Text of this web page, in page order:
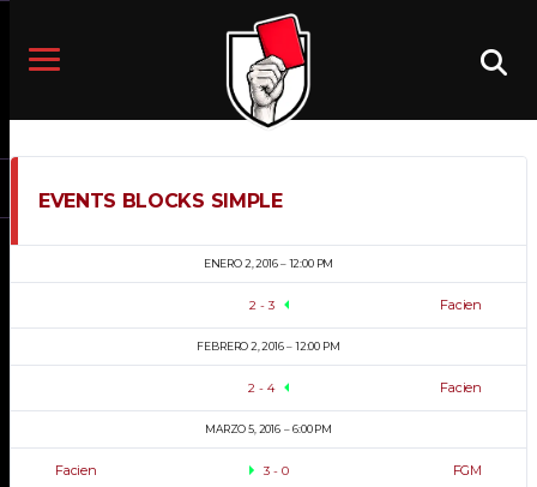
EVENTS BLOCKS SIMPLE
ENERO 2, 2016 12:00 PM
Facien
2 - 3
FEBRERO 2, 2016 12:00 PM
Facien
2 - 4
MARZO 5, 2016 6:00 PM
Facien FGM
3 - 0